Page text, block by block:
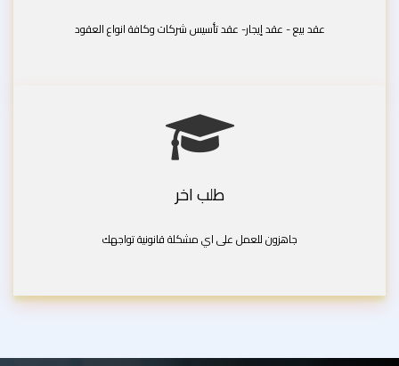
عقد بيع - عقد إيجار- عقد تأسيس شركات وكافة انواع العقود
طلب اخر
جاهزون للعمل على اي مشكلة قانونية تواجهك